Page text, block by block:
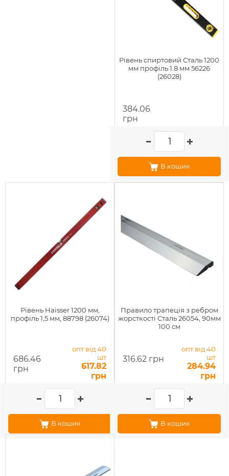
Рівень спиртовий Сталь 1200
мм профіль 1.8 мм 56226
(26028)
384.06
грн
В кошик
Рівень Haisser 1200 мм,
профіль 1,5 мм, 88798 (26074)
686.46
грн
опт від 40
шт
617.82
грн
В кошик
Правило трапеція з ребром
жорсткості Сталь 26054, 90мм
100 см
316.62 грн
опт від 40
шт
284.94
грн
В кошик